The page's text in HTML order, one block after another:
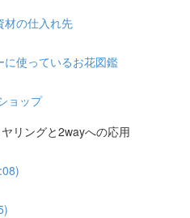
材の仕入れ先
使っているお花図鑑
ョップ
リングと2wayへの応用